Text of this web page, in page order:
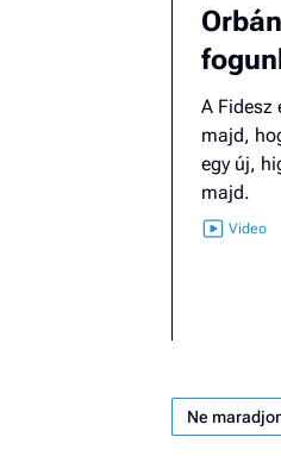
A Fidesz
majd,
egy új,
majd.
Ne